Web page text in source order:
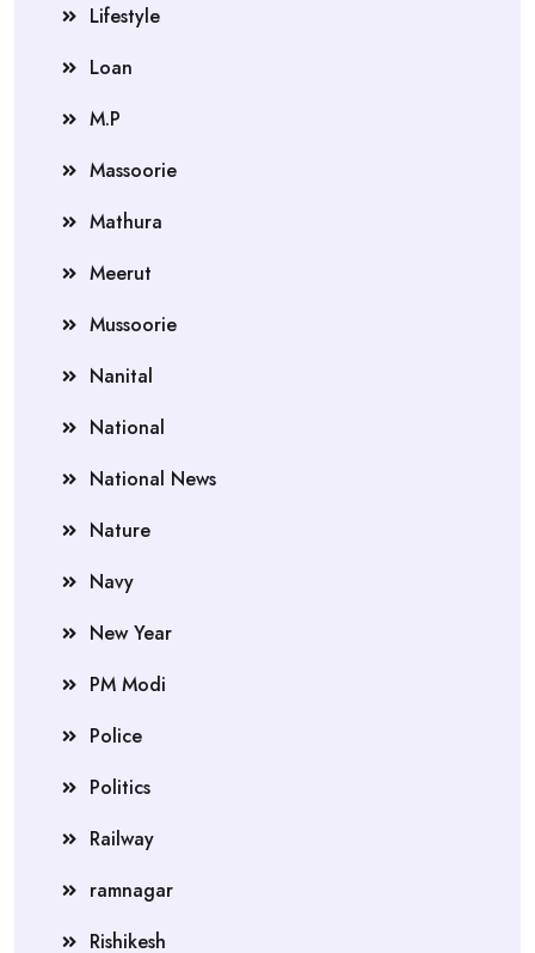
Lifestyle
Loan
M.P
Massoorie
Mathura
Meerut
Mussoorie
Nanital
National
National News
Nature
Navy
New Year
PM Modi
Police
Politics
Railway
ramnagar
Rishikesh